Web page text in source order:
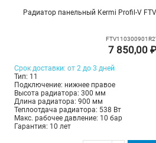
Радиатор панельный Kermi Profil-V
7 850,00 ₽
Срок доставки: от 2 до 3 дней
Тип: 11
Подключение: нижнее правое
Высота радиатора: 300 мм
Длина радиатора: 900 мм
Теплоотдача радиатора: 538 Вт
Макс. рабочее давление: 10 бар
Гарантия: 10 лет